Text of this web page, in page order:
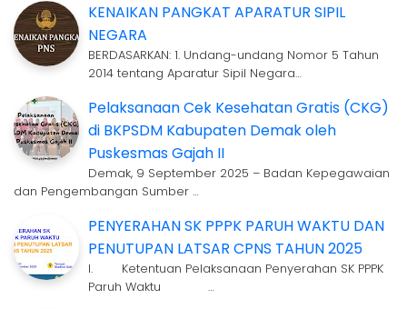
KENAIKAN PANGKAT APARATUR SIPIL
NEGARA
BERDASARKAN: 1. Undang-undang Nomor 5 Tahun
2014 tentang Aparatur Sipil Negara…
Pelaksanaan Cek Kesehatan Gratis (CKG)
di BKPSDM Kabupaten Demak oleh
Puskesmas Gajah II
Demak, 9 September 2025 – Badan Kepegawaian
dan Pengembangan Sumber …
PENYERAHAN SK PPPK PARUH WAKTU DAN
PENUTUPAN LATSAR CPNS TAHUN 2025
I. Ketentuan Pelaksanaan Penyerahan SK PPPK
Paruh Waktu …